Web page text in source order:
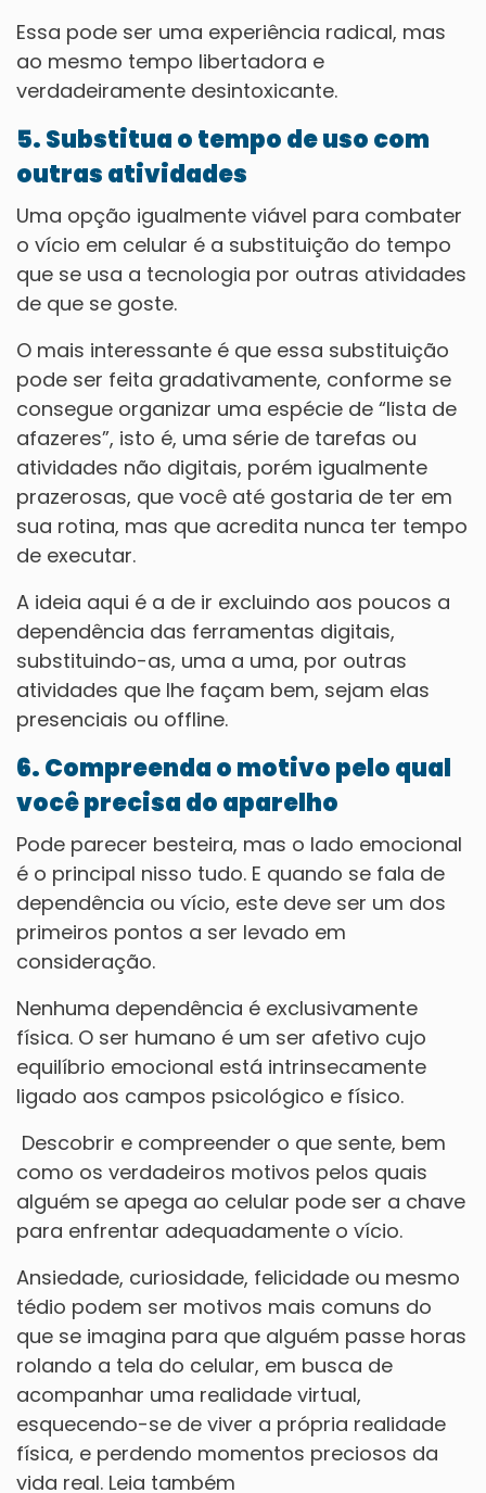
Essa pode ser uma experiência radical, mas
ao mesmo tempo libertadora e
verdadeiramente desintoxicante.
5. Substitua o tempo de uso com
outras atividades
Uma opção igualmente viável para combater
o vício em celular é a substituição do tempo
que se usa a tecnologia por outras atividades
de que se goste.
O mais interessante é que essa substituição
pode ser feita gradativamente, conforme se
consegue organizar uma espécie de “lista de
afazeres”, isto é, uma série de tarefas ou
atividades não digitais, porém igualmente
prazerosas, que você até gostaria de ter em
sua rotina, mas que acredita nunca ter tempo
de executar.
A ideia aqui é a de ir excluindo aos poucos a
dependência das ferramentas digitais,
substituindo-as, uma a uma, por outras
atividades que lhe façam bem, sejam elas
presenciais ou offline.
6. Compreenda o motivo pelo qual
você precisa do aparelho
Pode parecer besteira, mas o lado emocional
é o principal nisso tudo. E quando se fala de
dependência ou vício, este deve ser um dos
primeiros pontos a ser levado em
consideração.
Nenhuma dependência é exclusivamente
física. O ser humano é um ser afetivo cujo
equilíbrio emocional está intrinsecamente
ligado aos campos psicológico e físico.
Descobrir e compreender o que sente, bem
como os verdadeiros motivos pelos quais
alguém se apega ao celular pode ser a chave
para enfrentar adequadamente o vício.
Ansiedade, curiosidade, felicidade ou mesmo
tédio podem ser motivos mais comuns do
que se imagina para que alguém passe horas
rolando a tela do celular, em busca de
acompanhar uma realidade virtual,
esquecendo-se de viver a própria realidade
física, e perdendo momentos preciosos da
vida real. Leia também